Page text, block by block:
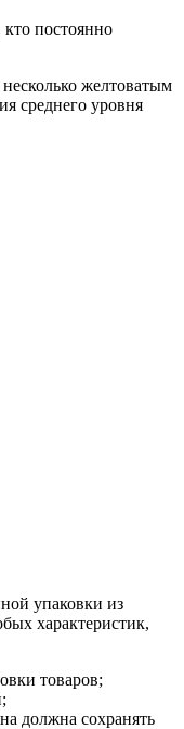
постоянно
желтоватым
среднего уровня
упаковки из
характеристик,
товаров;
должна сохранять